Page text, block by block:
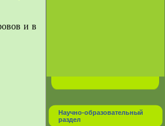
и в
Научно-образовательный
раздел